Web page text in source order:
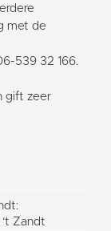
met de
539 32 166.
gift zeer
Zandt